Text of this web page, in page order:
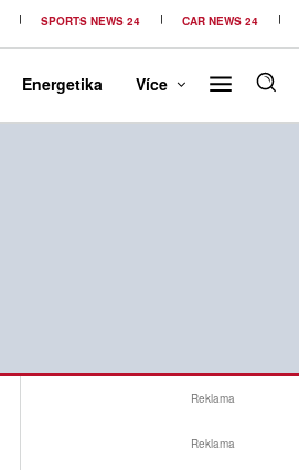
SPORTS NEWS 24 CAR NEWS 24
Energetika Více
Reklama
Reklama